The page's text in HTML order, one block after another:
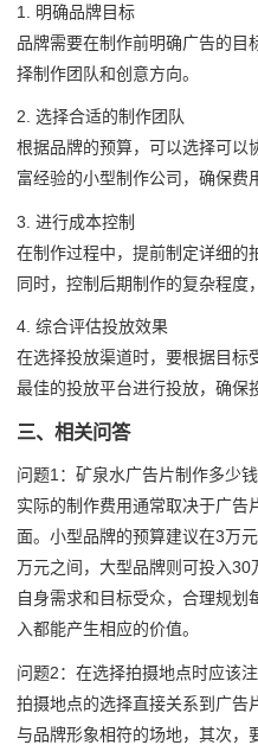
1. 明确品牌目标
品牌需要在制作前明确广告的目
择制作团队和创意方向。
2. 选择合适的制作团队
根据品牌的预算，可以选择可以
富经验的小型制作公司，确保费
3. 进行成本控制
在制作过程中，提前制定详细的
同时，控制后期制作的复杂程度
4. 综合评估投放效果
在选择投放渠道时，要根据目标
最佳的投放平台进行投放，确保
三、相关问答
问题1：矿泉水广告片制作多少钱
实际的制作费用通常取决于广告
面。小型品牌的预算建议在3万
万元之间，大型品牌则可投入
自身需求和目标受众，合理规
入都能产生相应的价值。
问题2：在选择拍摄地点时应该注
拍摄地点的选择直接关系到广告
与品牌形象相符的场地，其次，